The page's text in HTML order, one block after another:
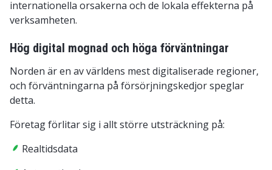
internationella orsakerna och de lokala effekterna på
verksamheten.
Hög digital mognad och höga förväntningar
Norden är en av världens mest digitaliserade regioner,
och förväntningarna på försörjningskedjor speglar
detta.
Företag förlitar sig i allt större utsträckning på:
Realtidsdata